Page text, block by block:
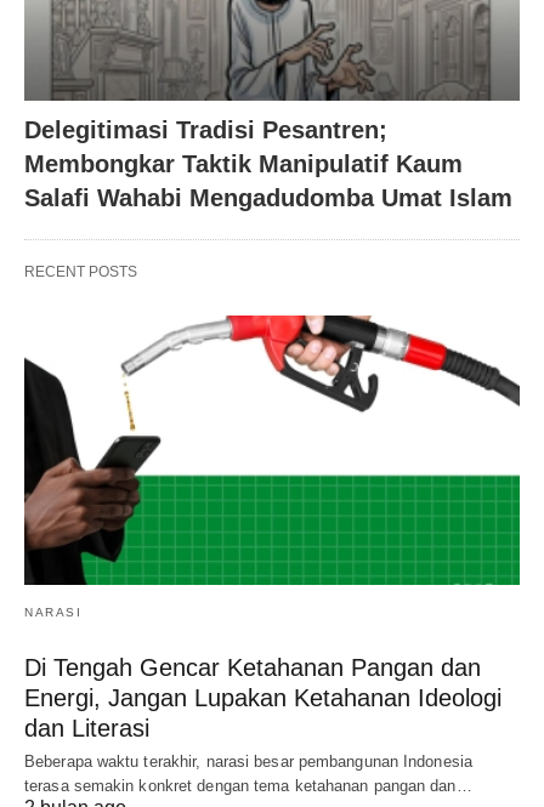
Delegitimasi Tradisi Pesantren;
Membongkar Taktik Manipulatif Kaum
Salafi Wahabi Mengadudomba Umat Islam
RECENT POSTS
NARASI
Di Tengah Gencar Ketahanan Pangan dan
Energi, Jangan Lupakan Ketahanan Ideologi
dan Literasi
Beberapa waktu terakhir, narasi besar pembangunan Indonesia
terasa semakin konkret dengan tema ketahanan pangan dan…